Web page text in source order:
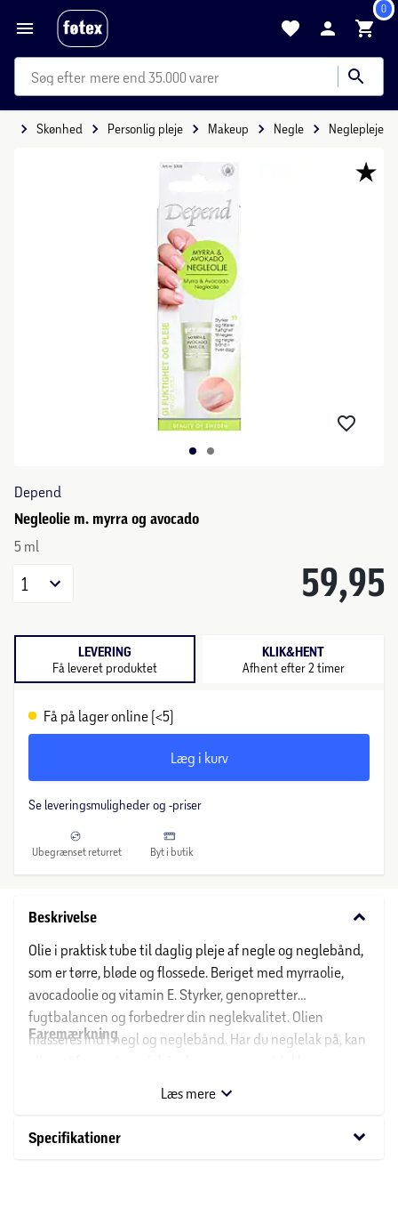
0
mere end 35.000 varer
Skønhed Personlig pleje Makeup Negle Neglepleje
Depend
Negleolie m. myrra og avocado
5 ml
59,95
1
LEVERING
Få leveret produktet
KLIK&HENT
Afhent efter 2 timer
Få på lager online (<5)
Læg i kurv
Se leveringsmuligheder og -priser
Ubegrænset returret Byt i butik
Beskrivelse keyboard_arrow_down
Olie i praktisk tube til daglig pleje af negle og neglebånd,
som er tørre, bløde og flossede. Beriget med myrraolie,
avocadoolie og vitamin E. Styrker, genopretter
fugtbalancen og forbedrer din neglekvalitet. Olien
masseres ind i negl og neglebånd. Har du neglelak på, kan
Faremærkning
Læs mere
Specifikationer keyboard_arrow_down